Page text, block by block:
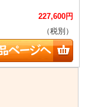
227,600円
（税別）